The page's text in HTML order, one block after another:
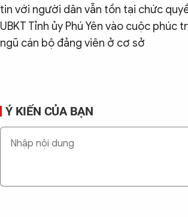
tin với người dân vẫn tồn tại chức
UBKT Tỉnh ủy Phú Yên vào cuộc
ngũ cán bộ đảng viên ở cơ sở
Ý KIẾN CỦA BẠN